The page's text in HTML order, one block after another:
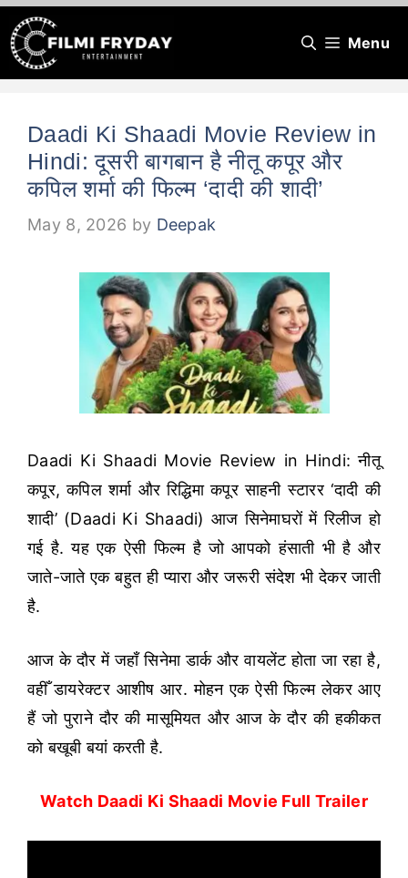
Skip
to
content
Menu
Daadi Ki Shaadi Movie Review in
Hindi: दूसरी बागबान है नीतू कपूर और
कपिल शर्मा की फिल्म ‘दादी की शादी’
May 8, 2026 by Deepak
Daadi Ki Shaadi Movie Review in Hindi: नीतू
कपूर, कपिल शर्मा और रिद्धिमा कपूर साहनी स्टारर ‘दादी की
शादी’ (Daadi Ki Shaadi) आज सिनेमाघरों में रिलीज हो
गई है. यह एक ऐसी फिल्म है जो आपको हंसाती भी है और
जाते-जाते एक बहुत ही प्यारा और जरूरी संदेश भी देकर जाती
है.
आज के दौर में जहाँ सिनेमा डार्क और वायलेंट होता जा रहा है,
वहीँ डायरेक्टर आशीष आर. मोहन एक ऐसी फिल्म लेकर आए
हैं जो पुराने दौर की मासूमियत और आज के दौर की हकीकत
को बखूबी बयां करती है.
Watch Daadi Ki Shaadi Movie Full Trailer